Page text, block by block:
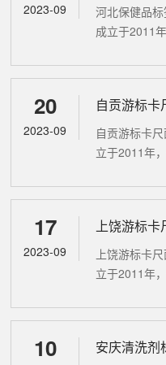
2023-09
河北保健品
成立于2011
3000平方米
20
2023-09
自贡游标卡
自贡游标卡
立于2011年
3000平方米
17
2023-09
上饶游标卡
上饶游标卡
立于2011年
3000平方米
10 安庆清洗剂